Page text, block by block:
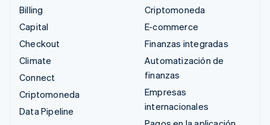
Billing
Capital
Checkout
Climate
Connect
Criptomoneda
Data Pipeline
Criptomoneda
E-commerce
Finanzas integradas
Automatización de
finanzas
Empresas
internacionales